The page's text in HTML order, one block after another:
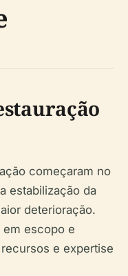
começaram no
estabilização da
deterioração.
em escopo e
e expertise